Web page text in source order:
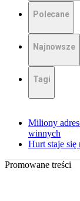
Polecane
Najnowsze
Tagi
Miliony
winnych
Hurt staje
Promowane treści